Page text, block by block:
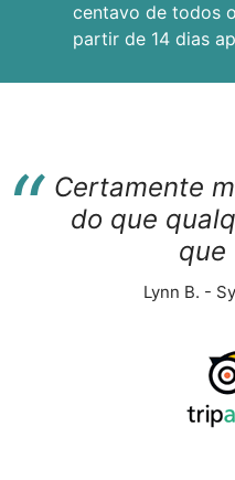
“ Certamente
do que
que
Lynn B. -
centavo de todos
partir de 14 dias